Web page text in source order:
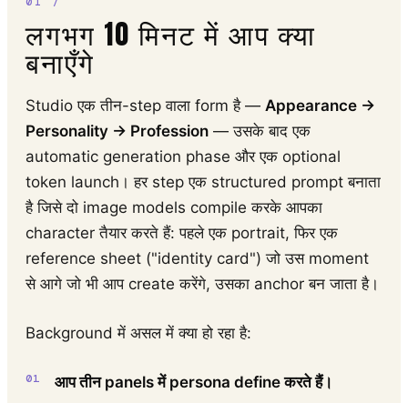
लगभग 10 मिनट में आप क्या
बनाएँगे
Studio एक तीन-step वाला form है — Appearance →
Personality → Profession — उसके बाद एक
automatic generation phase और एक optional
token launch। हर step एक structured prompt बनाता
है जिसे दो image models compile करके आपका
character तैयार करते हैं: पहले एक portrait, फिर एक
reference sheet ("identity card") जो उस moment
से आगे जो भी आप create करेंगे, उसका anchor बन जाता है।
Background में असल में क्या हो रहा है:
आप तीन panels में persona define करते हैं।